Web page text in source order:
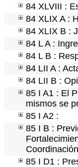
84 XLVIII :
84 XLIX A :
84 XLIX B :
84 L A :
84 L B :
84 LII A :
84 LII B :
85 I A1 : El
mismos se
85 I A2 :
85 I B :
85 I D1 :